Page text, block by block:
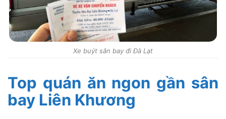
Xe buýt sân bay đi Đà Lạt
Top quán ăn ngon gần sân
bay Liên Khương